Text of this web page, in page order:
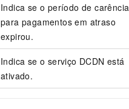
Indica se o período de carência
para pagamentos em atraso
expirou.
Indica se o serviço DCDN está
ativado.